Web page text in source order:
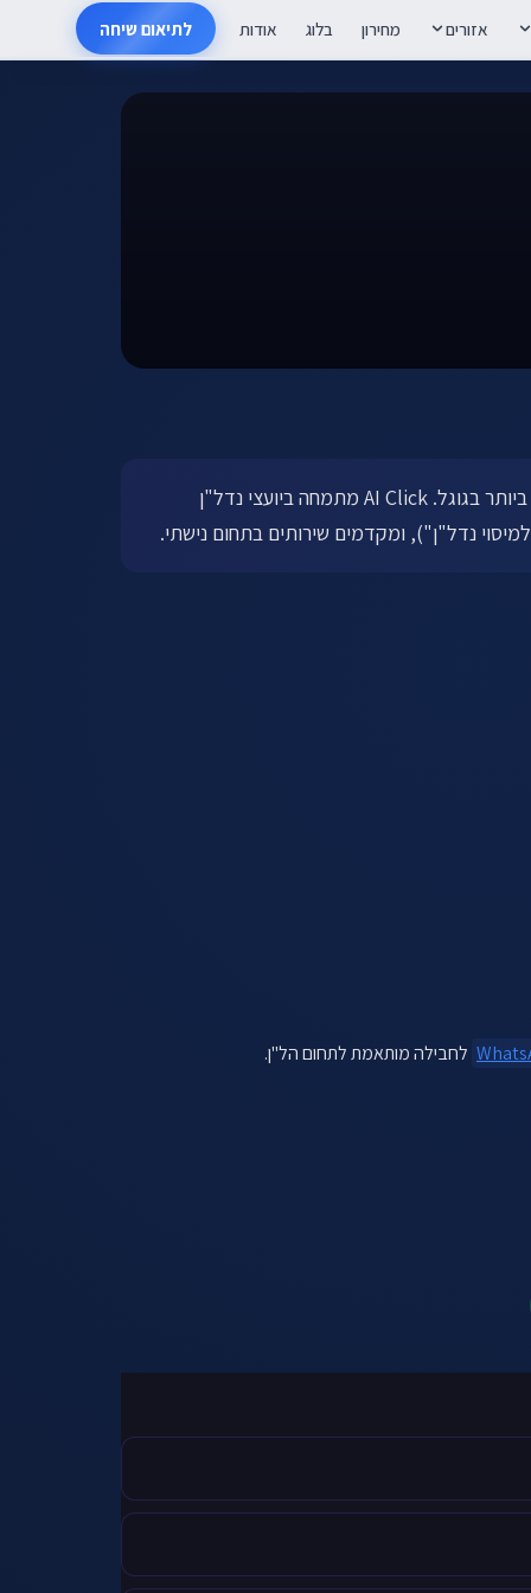
אזורים מחירון בלוג אודות לתיאום שיחה
הוא תחום תחרותי במיוחד בישראל — "דירות למכירה + עיר" ו"יועץ נדל"ן" הם מהביטויים היקרים ביותר בגוגל. AI Click מתמחה ביועצי נדל"ן
נדל"ן"), ומקדמים שירותים בתחום נישתי.
לחבילה מותאמת לתחום הל"ן.